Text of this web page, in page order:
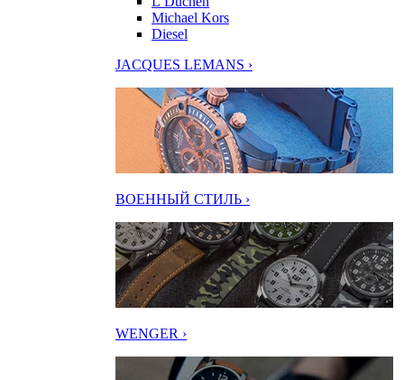
Michael Kors
Diesel
JACQUES LEMANS ›
ВОЕННЫЙ СТИЛЬ ›
WENGER ›